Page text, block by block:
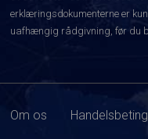
erklæringsdokumenterne er
uafhængig rådgivning, før du
Om os